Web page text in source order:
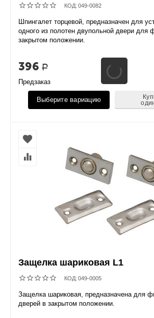
КОД: 049-0082
Шпингалет торцевой, предназначен для
одного из полотен двупольной двери для
закрытом положении.
396 Р
Предзаказ
Выберите вариацию
Защелка шариковая L1
КОД: 049-0005
Защелка шариковая, предназначена для
дверей в закрытом положении.